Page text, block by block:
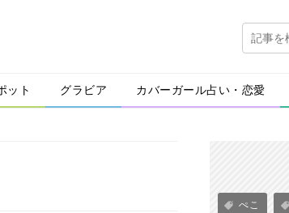
ット グラビア カバーガール占い・恋愛
ぺこ